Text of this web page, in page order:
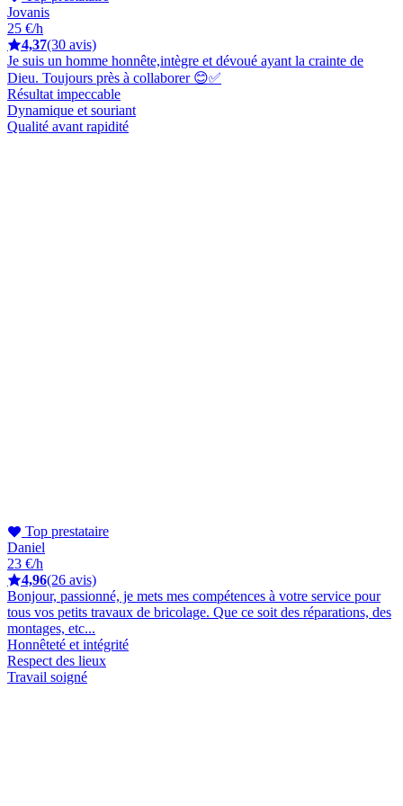
Jovanis
25 €/h
4,37(30 avis)
Je suis un homme honnête,intègre et dévoué ayant la crainte de
Dieu. Toujours près à collaborer 😊✅
Résultat impeccable
Dynamique et souriant
Qualité avant rapidité
Top prestataire
Daniel
23 €/h
4,96(26 avis)
Bonjour, passionné, je mets mes compétences à votre service pour
tous vos petits travaux de bricolage. Que ce soit des réparations, des
montages, etc...
Honnêteté et intégrité
Respect des lieux
Travail soigné